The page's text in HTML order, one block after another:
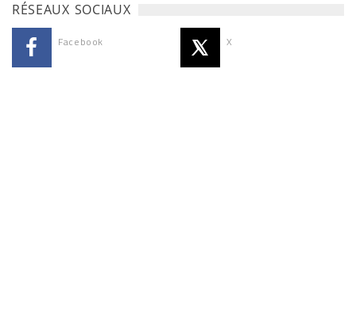
RÉSEAUX SOCIAUX
Facebook X